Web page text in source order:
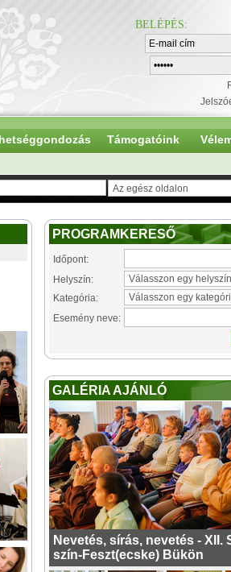
BELÉPÉS:
Támogatóink
PROGRAMKERESŐ
Időpont:
Helyszín:
Kategória:
Esemény neve:
GALÉRIA AJÁNLÓ
Nevetés, sírás, nevetés - XII.
szín-Feszt(ecske) Bükön